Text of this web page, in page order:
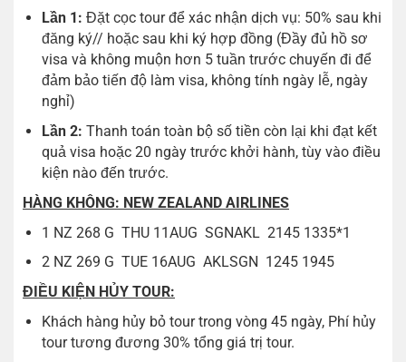
Lần 1: Đặt cọc tour để xác nhận dịch vụ: 50% sau khi
đăng ký// hoặc sau khi ký hợp đồng (Đầy đủ hồ sơ
visa và không muộn hơn 5 tuần trước chuyến đi để
đảm bảo tiến độ làm visa, không tính ngày lễ, ngày
nghỉ)
Lần 2: Thanh toán toàn bộ số tiền còn lại khi đạt kết
quả visa hoặc 20 ngày trước khởi hành, tùy vào điều
kiện nào đến trước.
HÀNG KHÔNG: NEW ZEALAND AIRLINES
1 NZ 268 G THU 11AUG SGNAKL 2145 1335*1
2 NZ 269 G TUE 16AUG AKLSGN 1245 1945
ĐIỀU KIỆN HỦY TOUR:
Khách hàng hủy bỏ tour trong vòng 45 ngày, Phí hủy
tour tương đương 30% tổng giá trị tour.